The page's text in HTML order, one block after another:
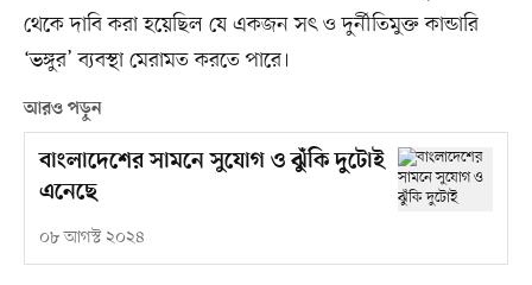
থেকে দাবি করা হয়েছিল যে একজন সৎ ও দুর্নীতিমুক্ত কান্ডারি
‘ভঙ্গুর’ ব্যবস্থা মেরামত করতে পারে।
আরও পড়ুন
বাংলাদেশের সামনে সুযোগ ও ঝুঁকি দুটোই
এনেছে
০৮ আগস্ট ২০২৪